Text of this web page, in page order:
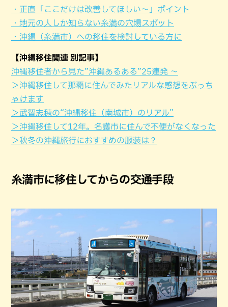
・正直「ここだけは改善してほしい〜」ポイント
・地元の人しか知らない糸満の穴場スポット
・沖縄（糸満市）への移住を検討している方に
【沖縄移住関連 別記事】
沖縄移住者から見た”沖縄あるある”25連発 ～
＞沖縄移住して那覇に住んでみたリアルな感想をぶっち
ゃけます
＞武智志穂の“沖縄移住（南城市）のリアル”
＞沖縄移住して12年。名護市に住んで不便がなくなった
＞秋冬の沖縄旅行におすすめの服装は？
糸満市に移住してからの交通手段